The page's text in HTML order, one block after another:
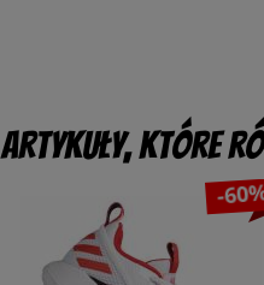
Artykuły, które
-